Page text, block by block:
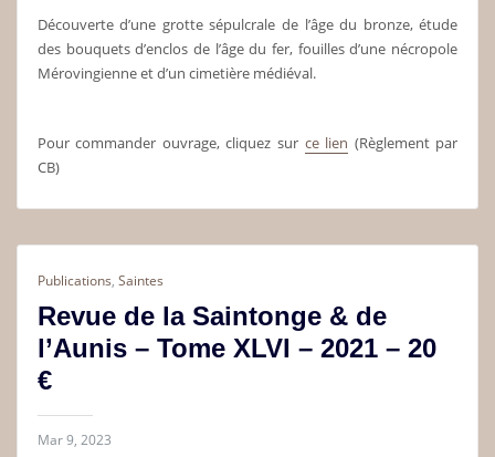
Découverte d’une grotte sépulcrale de l’âge du bronze, étude
des bouquets d’enclos de l’âge du fer, fouilles d’une nécropole
Mérovingienne et d’un cimetière médiéval.
Pour commander ouvrage, cliquez sur ce lien (Règlement par
CB)
Publications, Saintes
Revue de la Saintonge & de
l’Aunis – Tome XLVI – 2021 – 20
€
Mar 9, 2023